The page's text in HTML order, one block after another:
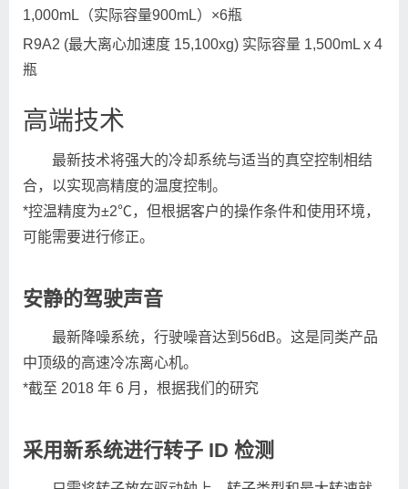
1,000mL（实际容量900mL）×6瓶
R9A2 (最大离心加速度 15,100xg) 实际容量 1,500mL x 4
瓶
高端技术
最新技术将强大的冷却系统与适当的真空控制相结
合，以实现高精度的温度控制。
*控温精度为±2℃，但根据客户的操作条件和使用环境，
可能需要进行修正。
安静的驾驶声音
最新降噪系统，行驶噪音达到56dB。这是同类产品
中顶级的高速冷冻离心机。
*截至 2018 年 6 月，根据我们的研究
采用新系统进行转子 ID 检测